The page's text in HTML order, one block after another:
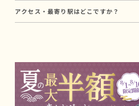
ですので、お気軽にご相談ください。
可能です。
アクセス・最寄り駅はどこですか？